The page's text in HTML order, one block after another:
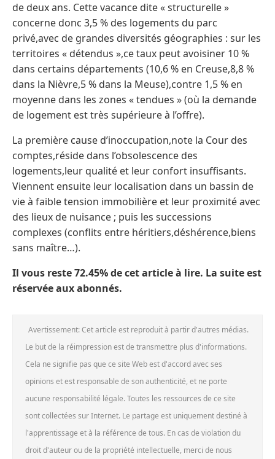
de deux ans. Cette vacance dite « structurelle »
concerne donc 3,5 % des logements du parc
privé,avec de grandes diversités géographies : sur les
territoires « détendus »,ce taux peut avoisiner 10 %
dans certains départements (10,6 % en Creuse,8,8 %
dans la Nièvre,5 % dans la Meuse),contre 1,5 % en
moyenne dans les zones « tendues » (où la demande
de logement est très supérieure à l’offre).
La première cause d’inoccupation,note la Cour des
comptes,réside dans l’obsolescence des
logements,leur qualité et leur confort insuffisants.
Viennent ensuite leur localisation dans un bassin de
vie à faible tension immobilière et leur proximité avec
des lieux de nuisance ; puis les successions
complexes (conflits entre héritiers,déshérence,biens
sans maître…).
Il vous reste 72.45% de cet article à lire. La suite est
réservée aux abonnés.
Avertissement: Cet article est reproduit à partir d'autres médias.
Le but de la réimpression est de transmettre plus d'informations.
Cela ne signifie pas que ce site Web est d'accord avec ses
opinions et est responsable de son authenticité, et ne porte
aucune responsabilité légale. Toutes les ressources de ce site
sont collectées sur Internet. Le partage est uniquement destiné à
l'apprentissage et à la référence de tous. En cas de violation du
droit d'auteur ou de la propriété intellectuelle, merci de nous